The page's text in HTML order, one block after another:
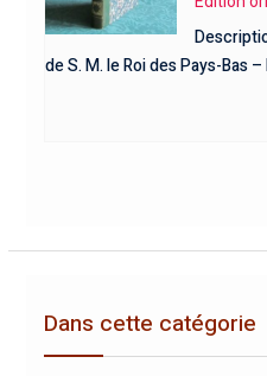
de S. M. le Roi des Pays-Bas
Dans cette catégorie